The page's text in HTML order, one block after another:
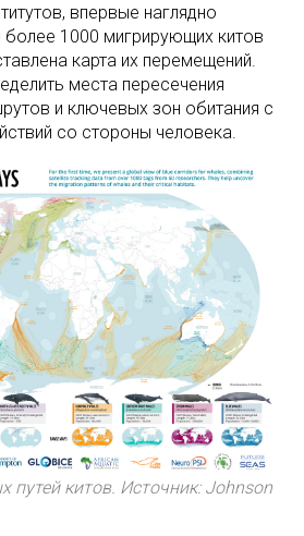
впервые наглядно
более 1000 мигрирующих китов
карта их перемещений.
места пересечения
и ключевых зон обитания с
со стороны человека.
путей китов. Источник: Johnson